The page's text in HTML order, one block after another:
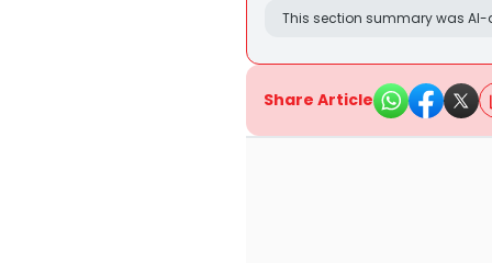
This section summary was
Share Article